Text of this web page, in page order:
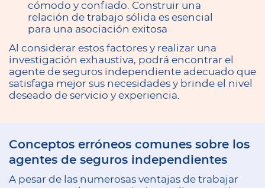
cómodo y confiado. Construir una
relación de trabajo sólida es esencial
para una asociación exitosa
Al considerar estos factores y realizar una
investigación exhaustiva, podrá encontrar el
agente de seguros independiente adecuado que
satisfaga mejor sus necesidades y brinde el nivel
deseado de servicio y experiencia.
Conceptos erróneos comunes sobre los
agentes de seguros independientes
A pesar de las numerosas ventajas de trabajar